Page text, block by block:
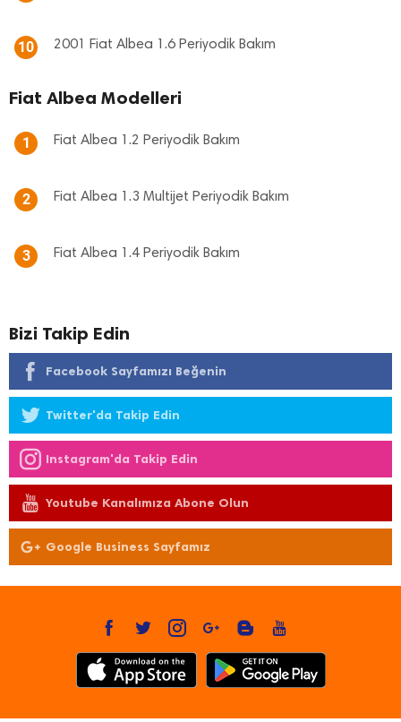
10 2001 Fiat Albea 1.6 Periyodik Bakım
Fiat Albea Modelleri
1 Fiat Albea 1.2 Periyodik Bakım
2 Fiat Albea 1.3 Multijet Periyodik Bakım
3 Fiat Albea 1.4 Periyodik Bakım
Bizi Takip Edin
Facebook Sayfamızı Beğenin
Twitter'da Takip Edin
Instagram'da Takip Edin
Youtube Kanalımıza Abone Olun
Google Business Sayfamız